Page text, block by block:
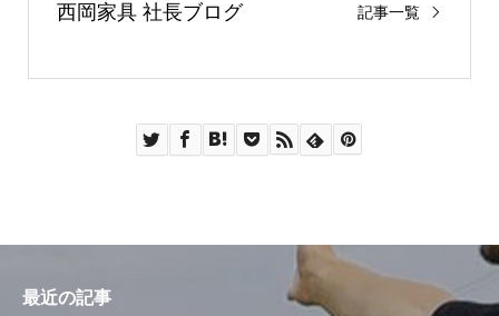
西岡家具 社長ブログ 記事一覧
最近の記事